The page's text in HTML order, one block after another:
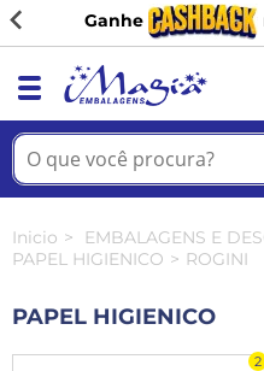
Ganhe
Inicio
EMBALAGENS E
PAPEL HIGIENICO
ROGINI
PAPEL HIGIENICO
2